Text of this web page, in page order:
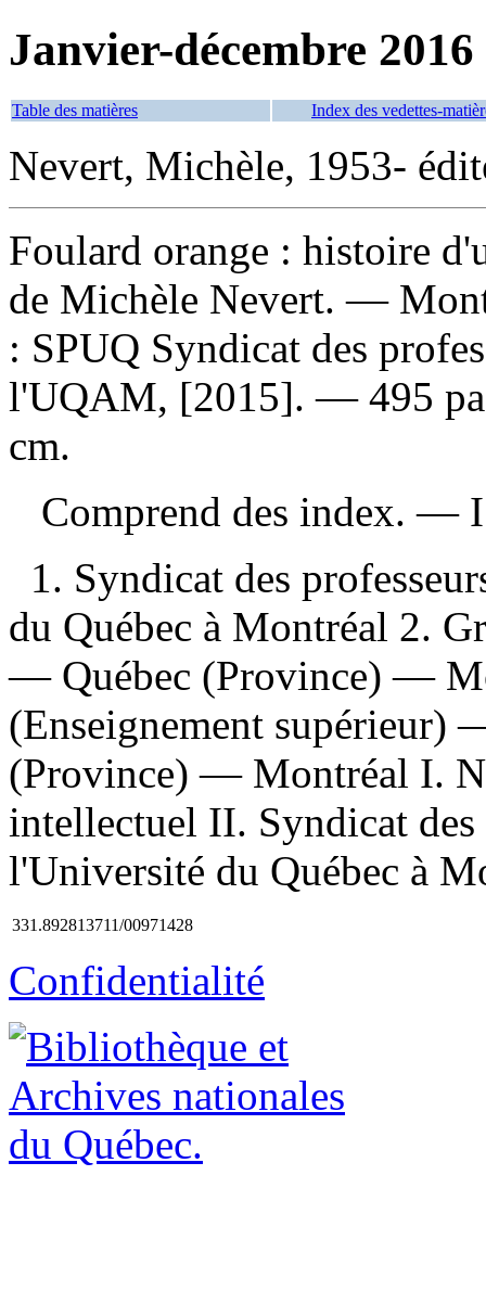
Janvier-décembre 2016
Table des matières Index des vedettes-
Nevert, Michèle, 1953-
Foulard orange : histoire
de Michèle Nevert. —
: SPUQ Syndicat des
l'UQAM, [2015]. — 495
cm.
Comprend des index. —
1. Syndicat des
du Québec à Montréal 2.
— Québec (Province) —
(Enseignement
(Province) — Montréal I.
intellectuel II. Syndicat des
l'Université du Québec à
331.892813711/00971428
Confidentialité